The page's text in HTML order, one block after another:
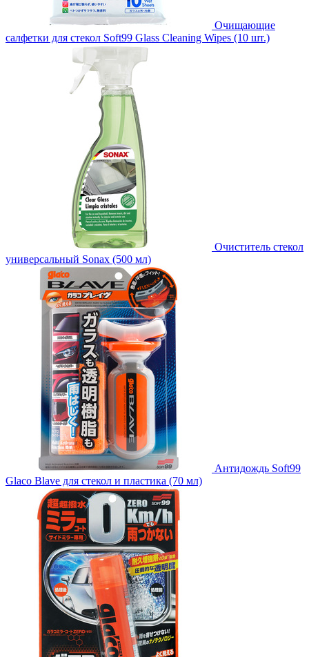
Очищающие
салфетки для стекол Soft99 Glass Cleaning Wipes (10 шт.)
Очиститель стекол
универсальный Sonax (500 мл)
Антидождь Soft99
Glaco Blave для стекол и пластика (70 мл)